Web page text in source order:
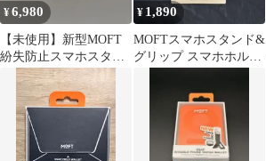
¥6,980
【未使用】新型MOFT
紛失防止スマホスタン
¥ 1,890
MOFTスマホスタンド&
グリップ スマホホルダ